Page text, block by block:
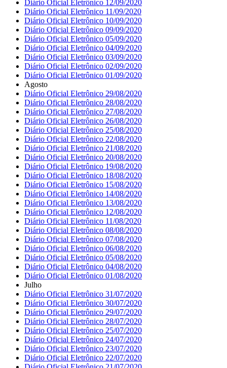
Diário Oficial Eletrônico 12/09/2020
Diário Oficial Eletrônico 11/09/2020
Diário Oficial Eletrônico 10/09/2020
Diário Oficial Eletrônico 09/09/2020
Diário Oficial Eletrônico 05/09/2020
Diário Oficial Eletrônico 04/09/2020
Diário Oficial Eletrônico 03/09/2020
Diário Oficial Eletrônico 02/09/2020
Diário Oficial Eletrônico 01/09/2020
Agosto
Diário Oficial Eletrônico 29/08/2020
Diário Oficial Eletrônico 28/08/2020
Diário Oficial Eletrônico 27/08/2020
Diário Oficial Eletrônico 26/08/2020
Diário Oficial Eletrônico 25/08/2020
Diário Oficial Eletrônico 22/08/2020
Diário Oficial Eletrônico 21/08/2020
Diário Oficial Eletrônico 20/08/2020
Diário Oficial Eletrônico 19/08/2020
Diário Oficial Eletrônico 18/08/2020
Diário Oficial Eletrônico 15/08/2020
Diário Oficial Eletrônico 14/08/2020
Diário Oficial Eletrônico 13/08/2020
Diário Oficial Eletrônico 12/08/2020
Diário Oficial Eletrônico 11/08/2020
Diário Oficial Eletrônico 08/08/2020
Diário Oficial Eletrônico 07/08/2020
Diário Oficial Eletrônico 06/08/2020
Diário Oficial Eletrônico 05/08/2020
Diário Oficial Eletrônico 04/08/2020
Diário Oficial Eletrônico 01/08/2020
Julho
Diário Oficial Eletrônico 31/07/2020
Diário Oficial Eletrônico 30/07/2020
Diário Oficial Eletrônico 29/07/2020
Diário Oficial Eletrônico 28/07/2020
Diário Oficial Eletrônico 25/07/2020
Diário Oficial Eletrônico 24/07/2020
Diário Oficial Eletrônico 23/07/2020
Diário Oficial Eletrônico 22/07/2020